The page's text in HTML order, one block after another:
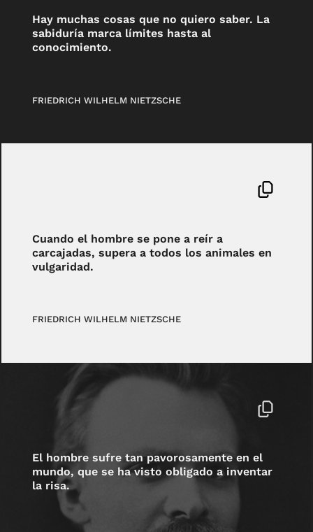
Hay muchas cosas que no quiero saber. La
sabiduría marca límites hasta al
conocimiento.
FRIEDRICH WILHELM NIETZSCHE
Cuando el hombre se pone a reír a
carcajadas, supera a todos los animales en
vulgaridad.
FRIEDRICH WILHELM NIETZSCHE
El hombre sufre tan pavorosamente en el
mundo, que se ha visto obligado a inventar
la risa.